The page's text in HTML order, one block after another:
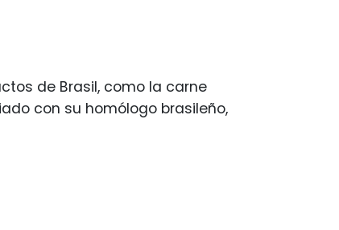
de Brasil, como la carne
con su homólogo brasileño,